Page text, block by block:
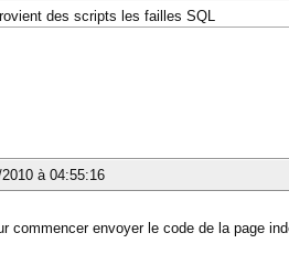
des scripts les failles SQL
à 04:55:16
commencer envoyer le code de la page